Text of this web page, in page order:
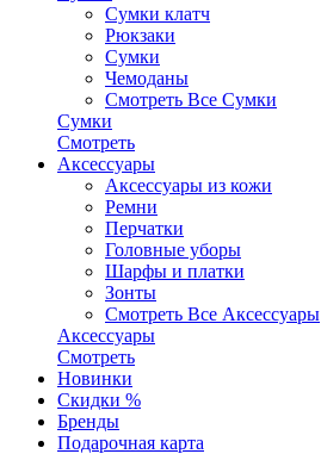
Сумки клатч
Рюкзаки
Сумки
Чемоданы
Смотреть Все Сумки
Сумки
Смотреть
Аксессуары
Аксессуары из кожи
Ремни
Перчатки
Головные уборы
Шарфы и платки
Зонты
Смотреть Все Аксессуары
Аксессуары
Смотреть
Новинки
Скидки %
Бренды
Подарочная карта